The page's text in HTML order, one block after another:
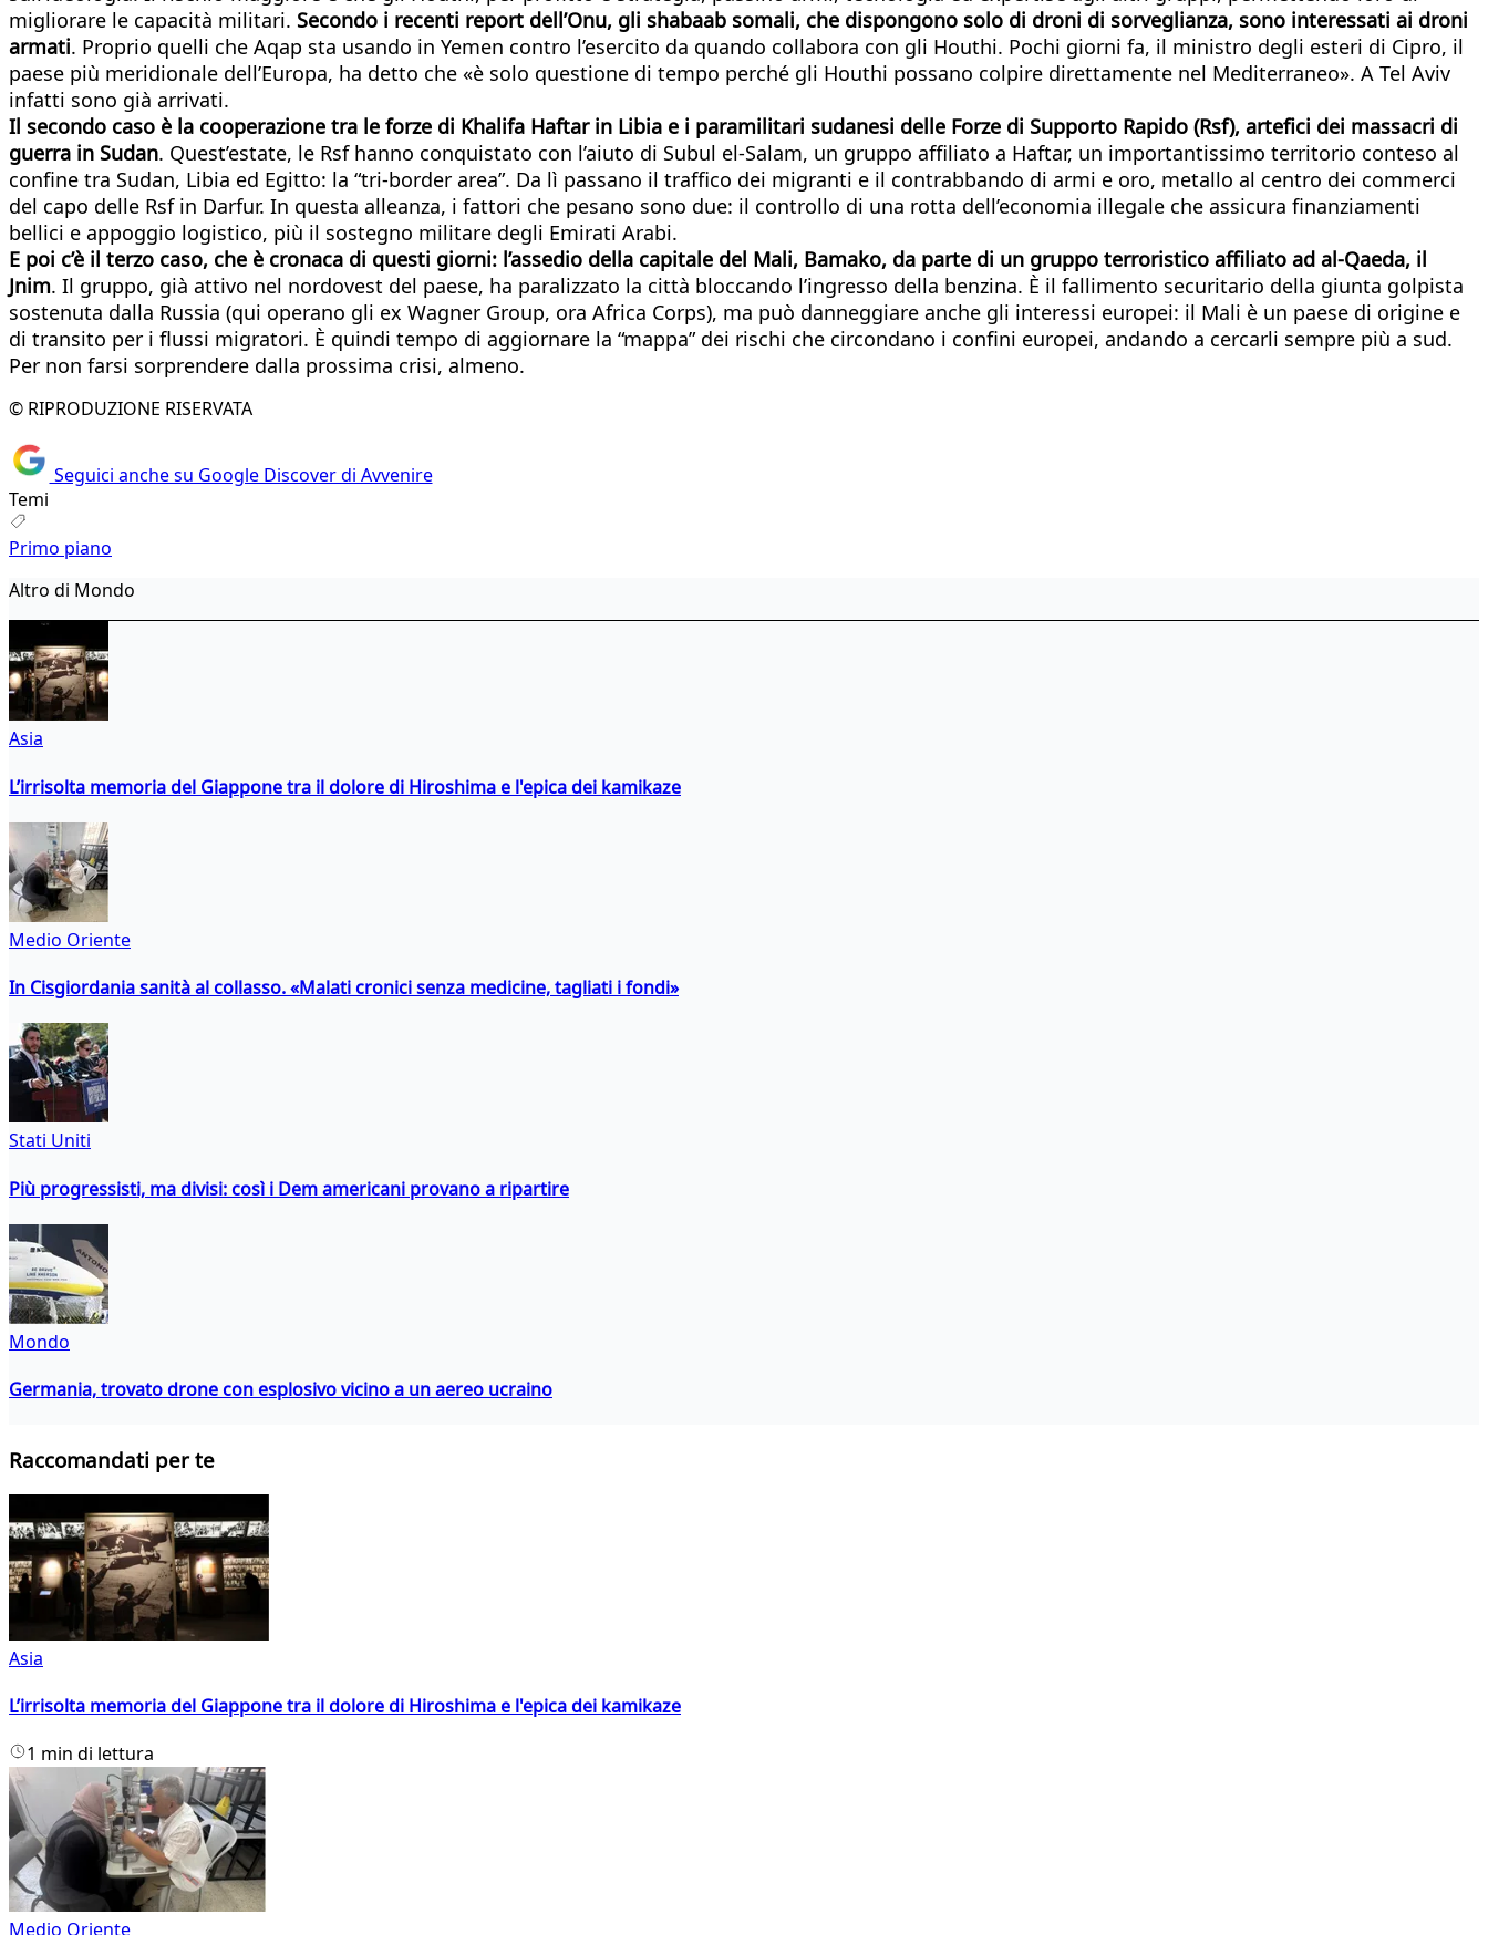
migliorare le capacità militari. Secondo i recenti report dell’Onu, gli shabaab somali, che dispongono solo di droni di sorveglianza, sono interessati ai droni
armati. Proprio quelli che Aqap sta usando in Yemen contro l’esercito da quando collabora con gli Houthi. Pochi giorni fa, il ministro degli esteri di Cipro, il
paese più meridionale dell’Europa, ha detto che «è solo questione di tempo perché gli Houthi possano colpire direttamente nel Mediterraneo». A Tel Aviv
infatti sono già arrivati.
Il secondo caso è la cooperazione tra le forze di Khalifa Haftar in Libia e i paramilitari sudanesi delle Forze di Supporto Rapido (Rsf), artefici dei massacri di
guerra in Sudan. Quest’estate, le Rsf hanno conquistato con l’aiuto di Subul el-Salam, un gruppo affiliato a Haftar, un importantissimo territorio conteso al
confine tra Sudan, Libia ed Egitto: la “tri-border area”. Da lì passano il traffico dei migranti e il contrabbando di armi e oro, metallo al centro dei commerci
del capo delle Rsf in Darfur. In questa alleanza, i fattori che pesano sono due: il controllo di una rotta dell’economia illegale che assicura finanziamenti
bellici e appoggio logistico, più il sostegno militare degli Emirati Arabi.
E poi c’è il terzo caso, che è cronaca di questi giorni: l’assedio della capitale del Mali, Bamako, da parte di un gruppo terroristico affiliato ad al-Qaeda, il
Jnim. Il gruppo, già attivo nel nordovest del paese, ha paralizzato la città bloccando l’ingresso della benzina. È il fallimento securitario della giunta golpista
sostenuta dalla Russia (qui operano gli ex Wagner Group, ora Africa Corps), ma può danneggiare anche gli interessi europei: il Mali è un paese di origine e
di transito per i flussi migratori. È quindi tempo di aggiornare la “mappa” dei rischi che circondano i confini europei, andando a cercarli sempre più a sud.
Per non farsi sorprendere dalla prossima crisi, almeno.
© RIPRODUZIONE RISERVATA
Seguici anche su Google Discover di Avvenire
Temi
Primo piano
Altro di Mondo
Asia
L’irrisolta memoria del Giappone tra il dolore di Hiroshima e l'epica dei kamikaze
Medio Oriente
In Cisgiordania sanità al collasso. «Malati cronici senza medicine, tagliati i fondi»
Stati Uniti
Più progressisti, ma divisi: così i Dem americani provano a ripartire
Mondo
Germania, trovato drone con esplosivo vicino a un aereo ucraino
Raccomandati per te
Asia
L’irrisolta memoria del Giappone tra il dolore di Hiroshima e l'epica dei kamikaze
1 min di lettura
Medio Oriente